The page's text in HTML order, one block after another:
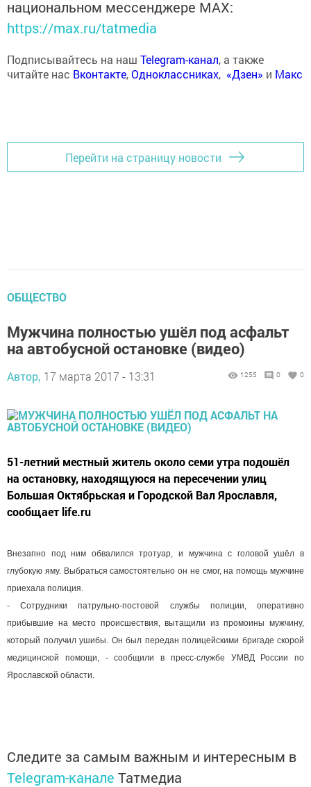
национальном мессенджере MАХ:
https://max.ru/tatmedia
Подписывайтесь на наш Telegram-канал, а также
читайте нас Вконтакте,Одноклассниках, «Дзен» и Макс
Перейти на страницу новости
ОБЩЕСТВО
Мужчина полностью ушёл под асфальт
на автобусной остановке (видео)
Автор, 17 марта 2017 - 13:31 1255 0 0
51-летний местный житель около семи утра подошёл
на остановку, находящуюся на пересечении улиц
Большая Октябрьская и Городской Вал Ярославля,
сообщает life.ru
Внезапно под ним обвалился тротуар, и мужчина с головой ушёл в
глубокую яму. Выбраться самостоятельно он не смог, на помощь мужчине
приехала полиция.
- Сотрудники патрульно-постовой службы полиции, оперативно
прибывшие на место происшествия, вытащили из промоины мужчину,
который получил ушибы. Он был передан полицейскими бригаде скорой
медицинской помощи, - сообщили в пресс-службе УМВД России по
Ярославской области.
Следите за самым важным и интересным в
Telegram-канале Татмедиа